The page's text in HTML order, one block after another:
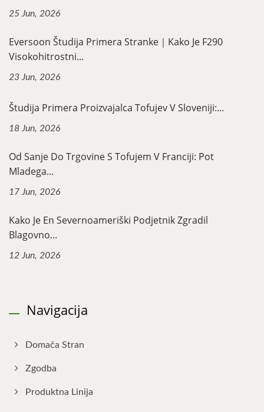
25 Jun, 2026
Eversoon Študija Primera Stranke｜Kako Je F290
Visokohitrostni...
23 Jun, 2026
Študija Primera Proizvajalca Tofujev V Sloveniji:...
18 Jun, 2026
Od Sanje Do Trgovine S Tofujem V Franciji: Pot
Mladega...
17 Jun, 2026
Kako Je En Severnoameriški Podjetnik Zgradil
Blagovno...
12 Jun, 2026
Navigacija
Domača Stran
Zgodba
Produktna Linija